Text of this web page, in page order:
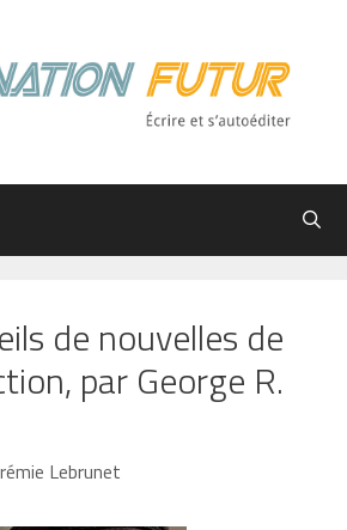
de nouvelles de
par George R.
Lebrunet